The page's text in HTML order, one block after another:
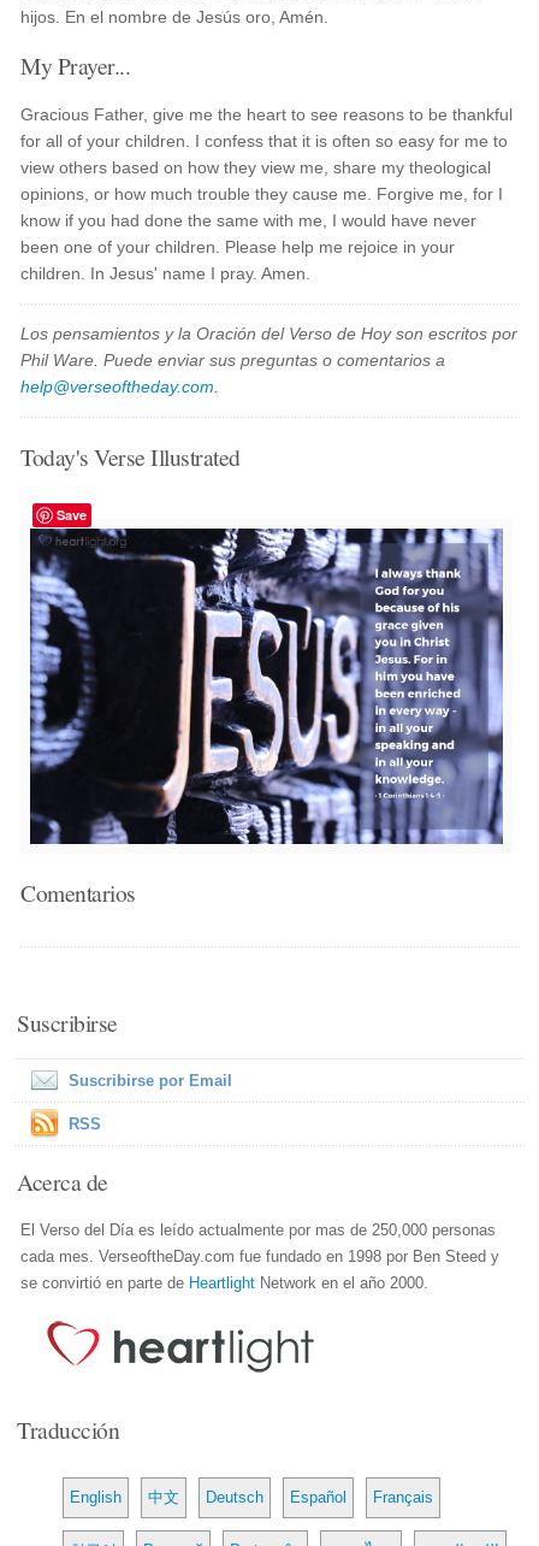
hijos. En el nombre de Jesús oro, Amén.
My Prayer...
Gracious Father, give me the heart to see reasons to be thankful
for all of your children. I confess that it is often so easy for me to
view others based on how they view me, share my theological
opinions, or how much trouble they cause me. Forgive me, for I
know if you had done the same with me, I would have never
been one of your children. Please help me rejoice in your
children. In Jesus' name I pray. Amen.
Los pensamientos y la Oración del Verso de Hoy son escritos por
Phil Ware. Puede enviar sus preguntas o comentarios a
help@verseoftheday.com
Today's Verse Illustrated
Save
Comentarios
Suscribirse
Suscribirse por Email
RSS
Acerca de
El Verso del Día es leído actualmente por mas de 250,000 personas
cada mes. VerseoftheDay.com fue fundado en 1998 por Ben Steed y
se convirtió en parte de Heartlight Network en el año 2000.
Traducción
English 中文 Deutsch Español Français